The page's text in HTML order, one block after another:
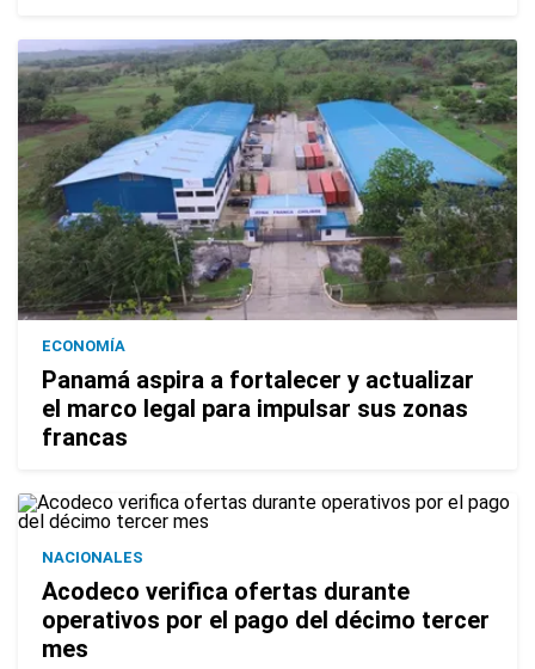
ECONOMÍA
Panamá aspira a fortalecer y actualizar
el marco legal para impulsar sus zonas
francas
NACIONALES
Acodeco verifica ofertas durante
operativos por el pago del décimo tercer
mes